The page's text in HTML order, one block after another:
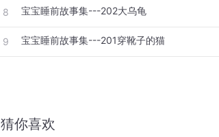
8 宝宝睡前故事集---202大乌龟
9 宝宝睡前故事集---201穿靴子的猫
猜你喜欢